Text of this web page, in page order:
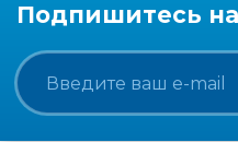
Подпишитесь